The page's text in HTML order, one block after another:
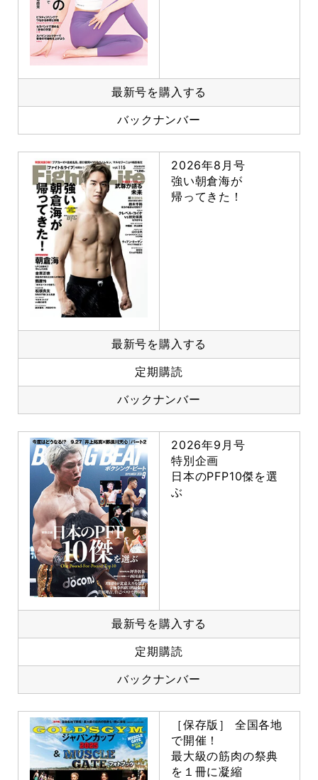
最新号を購入する
バックナンバー
2026年8月号
強い朝倉海が
帰ってきた！
最新号を購入する
定期購読
バックナンバー
2026年9月号
特別企画
日本のPFP10傑を選
ぶ
最新号を購入する
定期購読
バックナンバー
［保存版］ 全国各地
で開催！
最大級の筋肉の祭典
を１冊に凝縮